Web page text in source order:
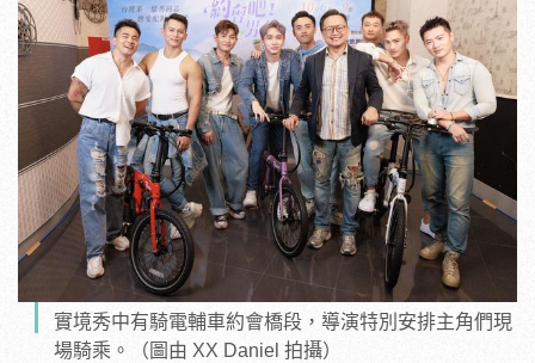
實境秀中有騎電輔車約會橋段，導演特別安排主角們現
場騎乘。（圖由 XX Daniel 拍攝）